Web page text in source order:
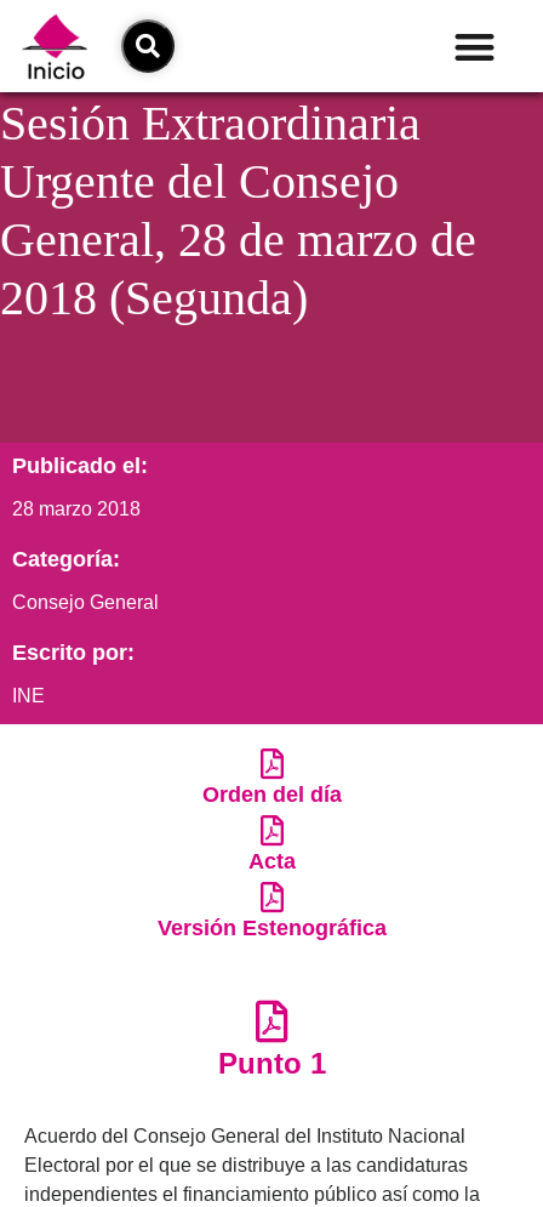
Sesión Extraordinaria
Urgente del Consejo
General, 28 de marzo de
2018 (Segunda)
Publicado el:
28 marzo 2018
Categoría:
Consejo General
Escrito por:
INE
Orden del día
Acta
Versión Estenográfica
Punto 1
Acuerdo del Consejo General del Instituto Nacional
Electoral por el que se distribuye a las candidaturas
independientes el financiamiento público así como la